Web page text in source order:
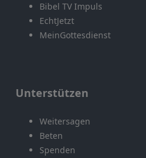
Bibel TV Impuls
EchtJetzt
MeinGottesdienst
Unterstützen
Weitersagen
Beten
Spenden